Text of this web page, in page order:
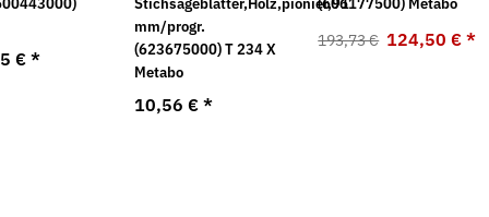
€*
mm/progr.
(623675000) T 234 X
Metabo
10,56 €*
193,73 € 124,50 € *